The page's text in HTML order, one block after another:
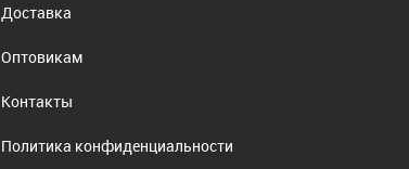
Доставка
Оптовикам
Контакты
Политика конфиденциальности